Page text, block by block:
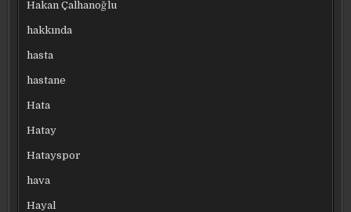
Hakan Çalhanoğlu
hakkında
hasta
hastane
Hata
Hatay
Hatayspor
hava
Hayal